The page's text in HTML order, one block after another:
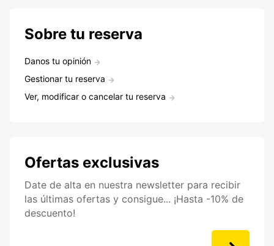
Sobre tu reserva
Danos tu opinión
Gestionar tu reserva
Ver, modificar o cancelar tu reserva
Ofertas exclusivas
Date de alta en nuestra newsletter para recibir
las últimas ofertas y consigue... ¡Hasta -10% de
descuento!